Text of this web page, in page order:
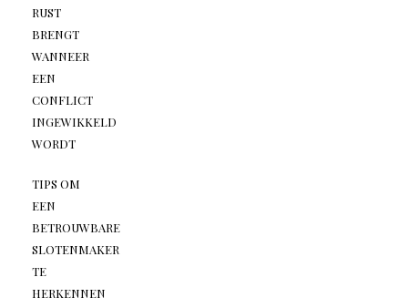
RUST
BRENGT
WANNEER
EEN
CONFLICT
INGEWIKKELD
WORDT
TIPS OM
EEN
BETROUWBARE
SLOTENMAKER
TE
HERKENNEN